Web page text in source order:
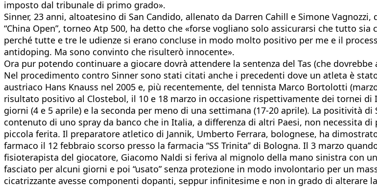
imposto dal tribunale di primo grado».
Sinner, 23 anni, altoatesino di San Candido, allenato da Darren Cahill e Simone
“China Open”, torneo Atp 500, ha detto che «forse vogliano solo assicurarsi che tutto
perché tutte e tre le udienze si erano concluse in modo molto positivo per me e il
antidoping. Ma sono convinto che risulterò innocente».
Ora pur potendo continuare a giocare dovrà attendere la sentenza del Tas (che dovrebbe
Nel procedimento contro Sinner sono stati citati anche i precedenti dove un atleta è
austriaco Hans Knauss nel 2005 e, più recentemente, del tennista Marco Bortolotti
risultato positivo al Clostebol, il 10 e 18 marzo in occasione rispettivamente dei tornei
giorni (4 e 5 aprile) e la seconda per meno di una settimana (17-20 aprile). La positività
contenuto di uno spray da banco che in Italia, a differenza di altri Paesi, non necessita
piccola ferita. Il preparatore atletico di Jannik, Umberto Ferrara, bolognese, ha
farmaco il 12 febbraio scorso presso la farmacia “SS Trinita’’ di Bologna. Il 3 marzo
fisioterapista del giocatore, Giacomo Naldi si feriva al mignolo della mano sinistra con
fasciato per alcuni giorni e poi “usato” senza protezione in modo involontario per un
cicatrizzante avesse componenti dopanti, seppur infinitesime e non in grado di alterare